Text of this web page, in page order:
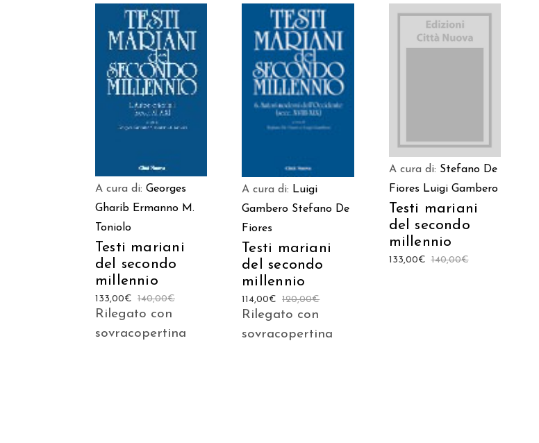
AGGIUNGI AL
CARRELLO
A cura di: Georges
Gharib Ermanno M.
Toniolo
Testi mariani
del secondo
millennio
140,00€
133,00€
Rilegato con
sovracopertina
AGGIUNGI AL
CARRELLO
A cura di: Luigi
Gambero Stefano De
Fiores
Testi mariani
del secondo
millennio
120,00€
114,00€
Rilegato con
sovracopertina
A cura di: Stefano De
Fiores Luigi Gambero
Testi mariani
del secondo
millennio
140,00€
133,00€